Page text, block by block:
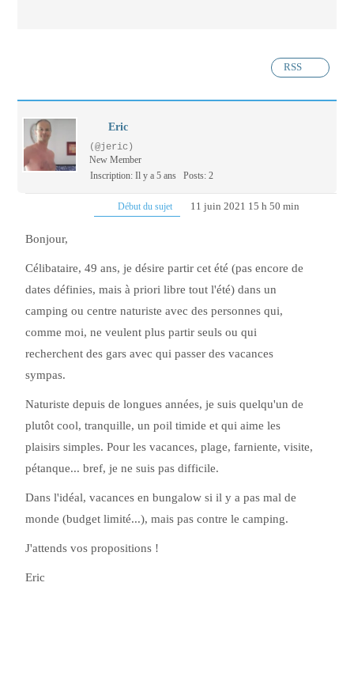
RSS
Eric
(@jeric)
New Member
Inscription: Il y a 5 ans Posts: 2
Début du sujet 11 juin 2021 15 h 50 min
Bonjour,
Célibataire, 49 ans, je désire partir cet été (pas encore de
dates définies, mais à priori libre tout l'été) dans un
camping ou centre naturiste avec des personnes qui,
comme moi, ne veulent plus partir seuls ou qui
recherchent des gars avec qui passer des vacances
sympas.
Naturiste depuis de longues années, je suis quelqu'un de
plutôt cool, tranquille, un poil timide et qui aime les
plaisirs simples. Pour les vacances, plage, farniente, visite,
pétanque... bref, je ne suis pas difficile.
Dans l'idéal, vacances en bungalow si il y a pas mal de
monde (budget limité...), mais pas contre le camping.
J'attends vos propositions !
Eric